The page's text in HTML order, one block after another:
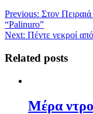
Previous: Στον
“Palinuro”
Next: Πέντε νεκροί
Related posts
Μέρα